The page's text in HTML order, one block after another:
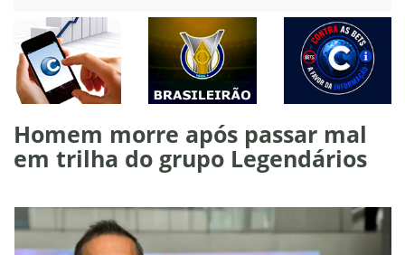
Homem morre após passar mal
em trilha do grupo Legendários